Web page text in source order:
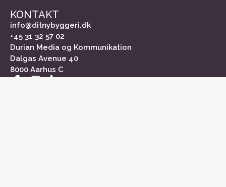
KONTAKT
info@ditnybyggeri.dk
+45 31 32 57 02
Durian Media og Kommunikation
Dalgas Avenue 40
8000 Aarhus C